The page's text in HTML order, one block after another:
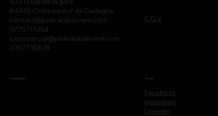
84470 Châteauneuf de Gadagne
contact@pinkrabbitevent.com
0775711354
commercial@pinkrabbitevent.com
0767735828
C.G.V
Partenaires
Facebook
Instagram
Linkedin
Social